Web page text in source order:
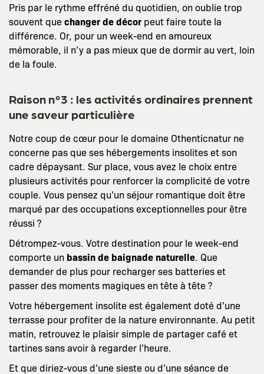
Pris par le rythme effréné du quotidien, on oublie trop
souvent quechanger de décor peut faire toute la
différence. Or, pour un week-end en amoureux
mémorable, il n’y a pas mieux que de dormir au vert, loin
de la foule.
Raison n°3 : les activités ordinaires prennent
une saveur particulière
Notre coup de cœur pour le domaine Othenticnatur ne
concerne pas que ses hébergements insolites et son
cadre dépaysant. Sur place, vous avez le choix entre
plusieurs activités pour renforcer la complicité de votre
couple. Vous pensez qu’un séjour romantique doit être
marqué par des occupations exceptionnelles pour être
réussi ?
Détrompez-vous. Votre destination pour le week-end
comporte un bassin de baignade naturelle. Que
demander de plus pour recharger ses batteries et
passer des moments magiques en tête à tête ?
Votre hébergement insolite est également doté d’une
terrasse pour profiter de la nature environnante. Au petit
matin, retrouvez le plaisir simple de partager café et
tartines sans avoir à regarder l’heure.
Et que diriez-vous d’une sieste ou d’une séance de